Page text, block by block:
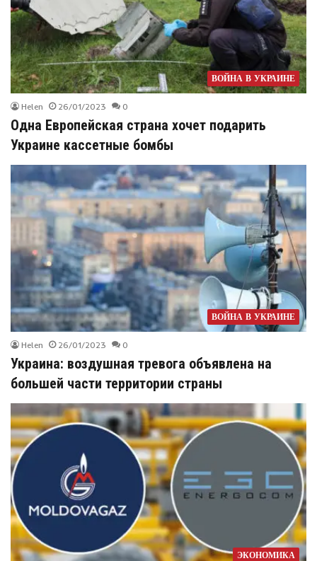
ВОЙНА В УКРАИНЕ
Helen 26/01/2023 0
Одна Европейская страна хочет подарить
Украине кассетные бомбы
ВОЙНА В УКРАИНЕ
Helen 26/01/2023 0
Украина: воздушная тревога объявлена на
большей части территории страны
ЭКОНОМИКА